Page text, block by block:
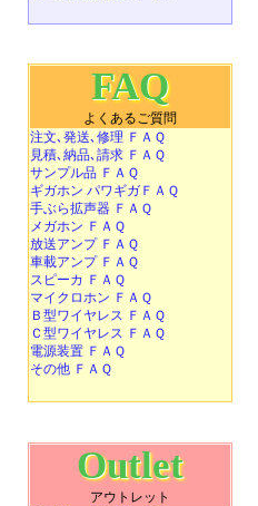
FAQ
よくあるご質問
注文､発送､修理 ＦＡＱ
見積､納品､請求 ＦＡＱ
サンプル品 ＦＡＱ
ギガホン パワギガＦＡＱ
手ぶら拡声器 ＦＡＱ
メガホン ＦＡＱ
放送アンプ ＦＡＱ
車載アンプ ＦＡＱ
スピーカ ＦＡＱ
マイクロホン ＦＡＱ
Ｂ型ワイヤレス ＦＡＱ
Ｃ型ワイヤレス ＦＡＱ
電源装置 ＦＡＱ
その他 ＦＡＱ
Outlet
アウトレット